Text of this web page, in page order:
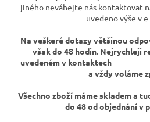
jiného neváhejte nás kontaktovat
uvedeno výše v
Na veškeré dotazy většinou
však do 48 hodin. Nejrychleji
uvedeném v kontaktech
a vždy voláme
Všechno zboží máme skladem a
do 48 od objednání v